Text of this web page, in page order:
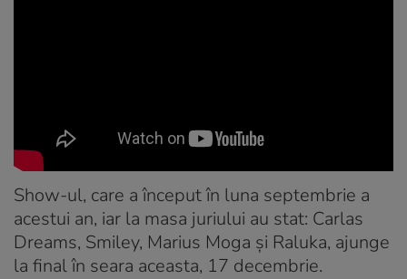
Show-ul, care a început în luna septembrie a
acestui an, iar la masa juriului au stat: Carlas
Dreams, Smiley, Marius Moga și Raluka, ajunge
la final în seara aceasta, 17 decembrie.